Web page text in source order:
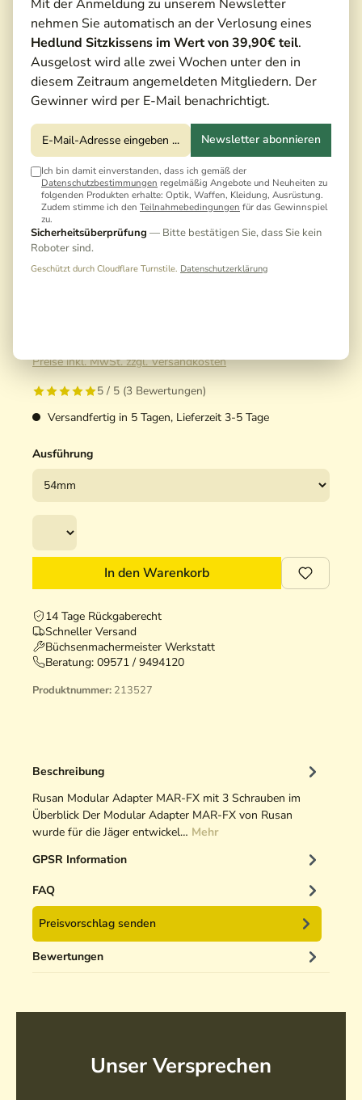
Mit der Anmeldung zu unserem Newsletter
nehmen Sie automatisch an der Verlosung eines
Hedlund Sitzkissens im Wert von 39,90€ teil.
Ausgelost wird alle zwei Wochen unter den in
diesem Zeitraum angemeldeten Mitgliedern. Der
Gewinner wird per E-Mail benachrichtigt.
Newsletter abonnieren
Ich bin damit einverstanden, dass ich gemäß der
Datenschutzbestimmungen regelmäßig Angebote und Neuheiten zu
folgenden Produkten erhalte: Optik, Waffen, Kleidung, Ausrüstung.
Zudem stimme ich den Teilnahmebedingungen für das Gewinnspiel
zu.
Sicherheitsüberprüfung — Bitte bestätigen Sie, dass Sie kein
Roboter sind.
Geschützt durch Cloudflare Turnstile. Datenschutzerklärung
Preise inkl. MwSt. zzgl. Versandkosten
5 / 5 (3 Bewertungen)
Versandfertig in 5 Tagen, Lieferzeit 3-5 Tage
Ausführung
In den Warenkorb
14 Tage Rückgaberecht
Schneller Versand
Büchsenmachermeister Werkstatt
Beratung: 09571 / 9494120
Produktnummer: 213527
Beschreibung
Rusan Modular Adapter MAR-FX mit 3 Schrauben im
Überblick Der Modular Adapter MAR-FX von Rusan
wurde für die Jäger entwickel… Mehr
GPSR Information
FAQ
Preisvorschlag senden
Bewertungen
Unser Versprechen